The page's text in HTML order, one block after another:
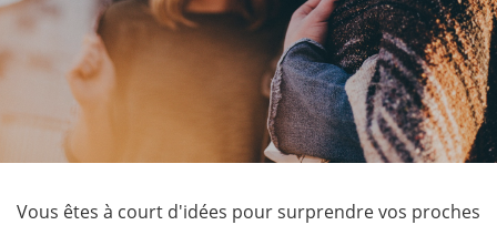
Vous êtes à court d'idées pour surprendre vos proches